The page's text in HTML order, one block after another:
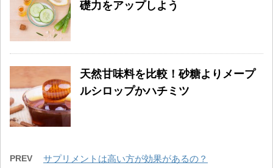
礎力をアップしよう
天然甘味料を比較！砂糖よりメープ
ルシロップかハチミツ
PREV サプリメントは高い方が効果があるの？